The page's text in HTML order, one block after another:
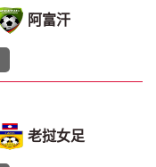
阿富汗
老挝女足